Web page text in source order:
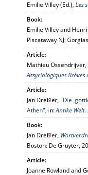
Emilie Villey (Ed.), Les
Book:
Emilie Villey and
Piscataway NJ:
Article:
Mathieu Ossendrijver,
Assyriologiques
Article:
Jan Dreßler, "Die
Athen", in:Antike
Book:
Jan Dreßler,
Boston: De Gruyter,
Article:
Joanne Rowland and